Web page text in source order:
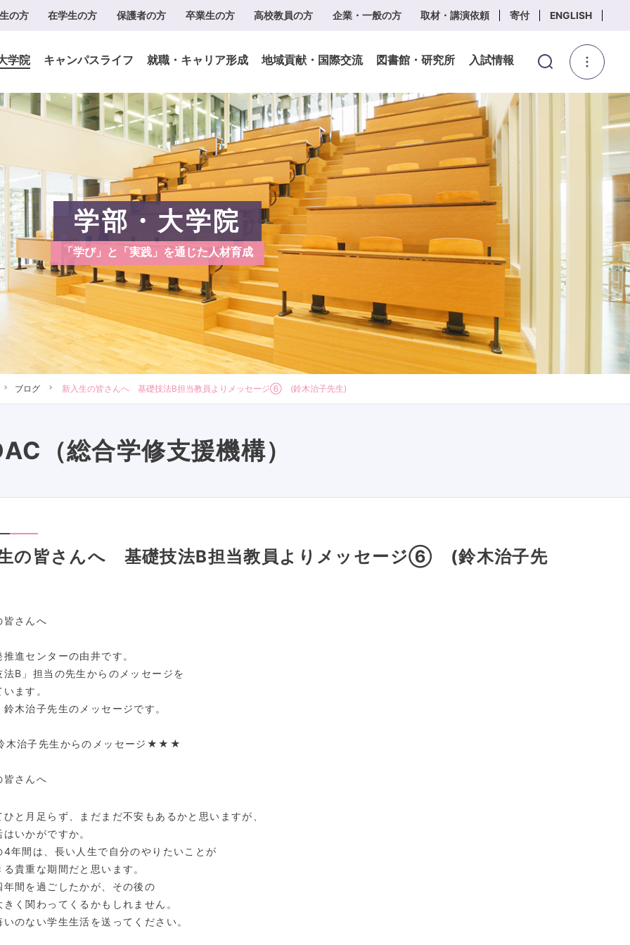
の方 在学生の方 保護者の方 卒業生の方 高校教員の方 企業・一般の方 取材・講演依頼 寄付 ENGLISH
学院 キャンパスライフ 就職・キャリア形成 地域貢献・国際交流 図書館・研究所 入試情報
学部・大学院
「学び」と「実践」を通じた人材育成
ブログ 新入生の皆さんへ 基礎技法B担当教員よりメッセージ⑥ (鈴木治子先生)
（総合学修支援機構）
の皆さんへ 基礎技法B担当教員よりメッセージ⑥ (鈴木治子先
皆さんへ
進センターの由井です。
法B」担当の先生からのメッセージを
ます。
木治子先生のメッセージです。
治子先生からのメッセージ★★★
皆さんへ
ひと月足らず、まだまだ不安もあるかと思いますが、
いかがですか。
4年間は、長い人生で自分のやりたいことが
貴重な期間だと思います。
年間を過ごしたかが、その後の
きく関わってくるかもしれません。
いのない学生生活を送ってください。